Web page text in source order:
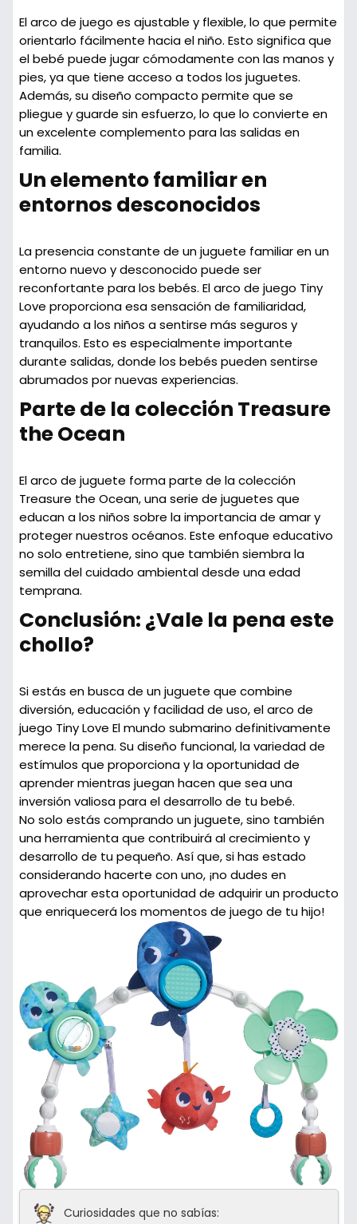
El arco de juego es ajustable y flexible, lo que permite
orientarlo fácilmente hacia el niño. Esto significa que
el bebé puede jugar cómodamente con las manos y
pies, ya que tiene acceso a todos los juguetes.
Además, su diseño compacto permite que se
pliegue y guarde sin esfuerzo, lo que lo convierte en
un excelente complemento para las salidas en
familia.
Un elemento familiar en
entornos desconocidos
La presencia constante de un juguete familiar en un
entorno nuevo y desconocido puede ser
reconfortante para los bebés. El arco de juego Tiny
Love proporciona esa sensación de familiaridad,
ayudando a los niños a sentirse más seguros y
tranquilos. Esto es especialmente importante
durante salidas, donde los bebés pueden sentirse
abrumados por nuevas experiencias.
Parte de la colección Treasure
the Ocean
El arco de juguete forma parte de lacolección
Treasure the Ocean, una serie de juguetes que
educan a los niños sobre la importancia de amar y
proteger nuestros océanos. Este enfoque educativo
no solo entretiene, sino que también siembra la
semilla del cuidado ambiental desde una edad
temprana.
Conclusión: ¿Vale la pena este
chollo?
Si estás en busca de un juguete que combine
diversión, educación y facilidad de uso, elarco de
juego Tiny Love El mundo submarino definitivamente
merece la pena. Su diseño funcional, la variedad de
estímulos que proporciona y la oportunidad de
aprender mientras juegan hacen que sea una
inversión valiosa para el desarrollo de tu bebé.
No solo estás comprando un juguete, sino también
una herramienta que contribuirá al crecimiento y
desarrollo de tu pequeño. Así que, si has estado
considerando hacerte con uno, ¡no dudes en
aprovechar esta oportunidad de adquirir un producto
que enriquecerá los momentos de juego de tu hijo!
Curiosidades que no sabías: